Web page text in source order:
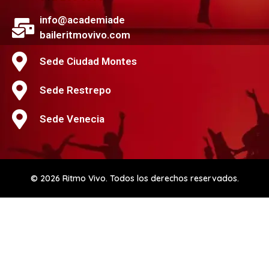
info@academiade
baileritmovivo.com
Sede Ciudad Montes
Sede Restrepo
Sede Venecia
© 2026 Ritmo Vivo. Todos los derechos reservados.